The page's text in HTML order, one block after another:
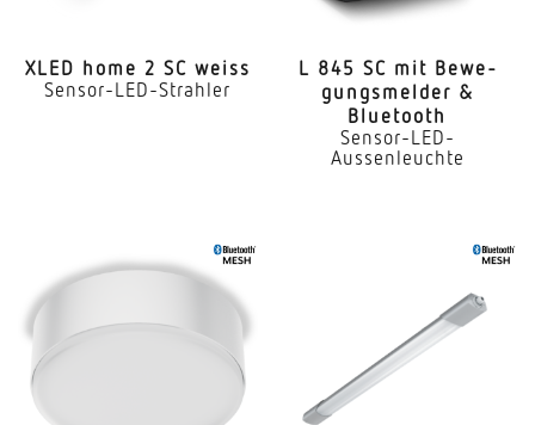
XLED home 2 SC weiss
Sensor-LED-Strahler
L 845 SC mit Bewe­
gungs­melder &
Bluetooth
Sensor-LED-
Aussenleuchte